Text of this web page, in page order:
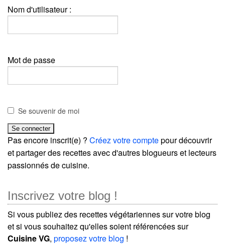
Nom d'utilisateur :
Mot de passe
Se souvenir de moi
Pas encore inscrit(e) ? Créez votre comptepour découvrir
et partager des recettes avec d'autres blogueurs et lecteurs
passionnés de cuisine.
Inscrivez votre blog !
Si vous publiez des recettes végétariennes sur votre blog
et si vous souhaitez qu'elles soient référencées sur
Cuisine VG, proposez votre blog !